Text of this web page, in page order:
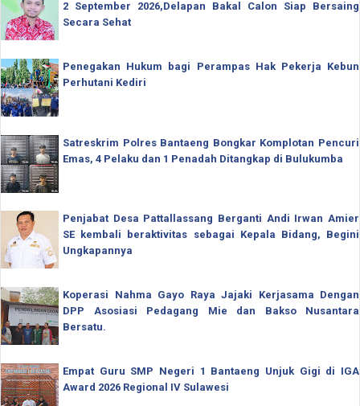
2 September 2026,Delapan Bakal Calon Siap Bersaing
Secara Sehat
Penegakan Hukum bagi Perampas Hak Pekerja Kebun
Perhutani Kediri
Satreskrim Polres Bantaeng Bongkar Komplotan Pencuri
Emas, 4 Pelaku dan 1 Penadah Ditangkap di Bulukumba
Penjabat Desa Pattallassang Berganti Andi Irwan Amier
SE kembali beraktivitas sebagai Kepala Bidang, Begini
Ungkapannya
Koperasi Nahma Gayo Raya Jajaki Kerjasama Dengan
DPP Asosiasi Pedagang Mie dan Bakso Nusantara
Bersatu.
Empat Guru SMP Negeri 1 Bantaeng Unjuk Gigi di IGA
Award 2026 Regional IV Sulawesi